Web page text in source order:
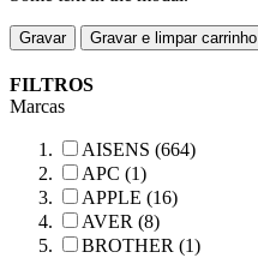
Gravar Gravar e limpar carrinho
FILTROS
Marcas
AISENS (664)
APC (1)
APPLE (16)
AVER (8)
BROTHER (1)